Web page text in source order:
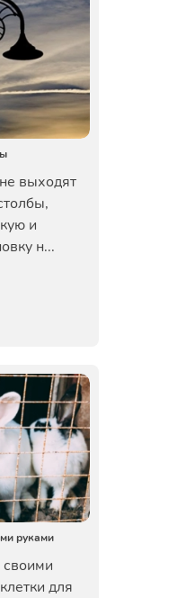
выходят
и
н...
руками
своими
для